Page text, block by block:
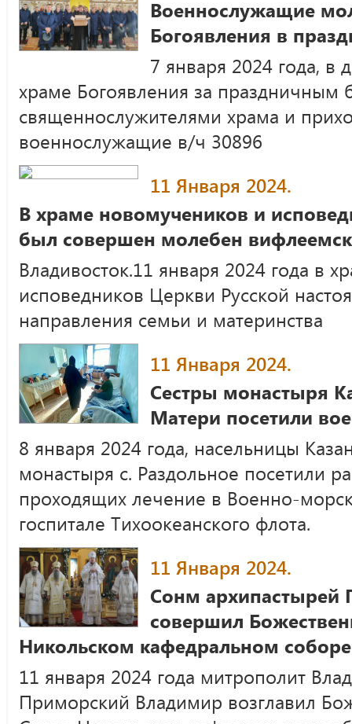
Военнослужащие
Богоявления в
7 января 2024 года, в
храме Богоявления за праздничным
священнослужителями храма и
военнослужащие в/ч 30896
11 Января 2024.
В храме новомучеников и
был совершен молебен
Владивосток.11 января 2024 года в
исповедников Церкви Русской
направления семьи и материнства
11 Января 2024.
Сестры монастыря
Матери посетили
8 января 2024 года, насельницы
монастыря с. Раздольное посетили
проходящих лечение в Военно-
госпитале Тихоокеанского флота.
11 Января 2024.
Сонм архипастырей
совершил
Никольском кафедральном соборе
11 января 2024 года митрополит
Приморский Владимир возглавил